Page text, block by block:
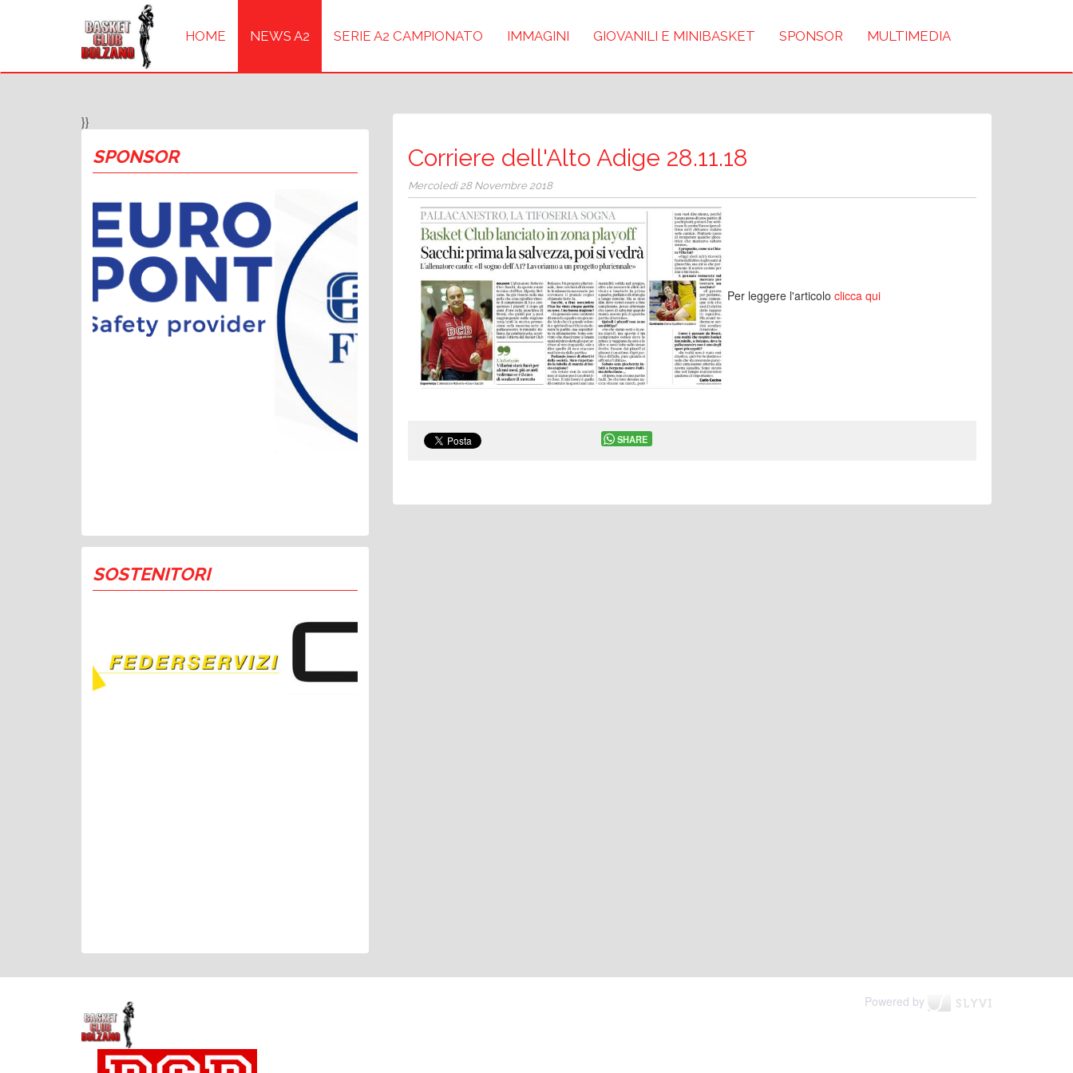
HOME NEWS A2 SERIE A2 CAMPIONATO IMMAGINI GIOVANILI E MINIBASKET SPONSOR MULTIMEDIA
}}
SPONSOR
SOSTENITORI
Corriere dell'Alto Adige 28.11.18
Mercoledì 28 Novembre 2018
Per leggere l'articolo clicca qui
SHARE
Powered by